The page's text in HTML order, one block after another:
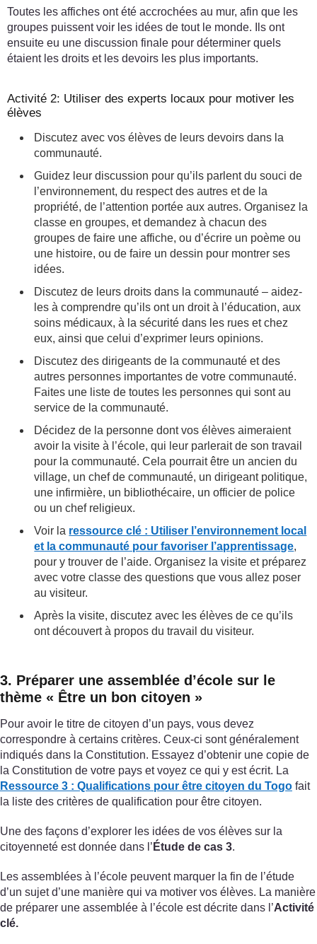
Toutes les affiches ont été accrochées au mur, afin que les
groupes puissent voir les idées de tout le monde. Ils ont
ensuite eu une discussion finale pour déterminer quels
étaient les droits et les devoirs les plus importants.
Activité 2: Utiliser des experts locaux pour motiver les
élèves
Discutez avec vos élèves de leurs devoirs dans la
communauté.
Guidez leur discussion pour qu’ils parlent du souci de
l’environnement, du respect des autres et de la
propriété, de l’attention portée aux autres. Organisez la
classe en groupes, et demandez à chacun des
groupes de faire une affiche, ou d’écrire un poème ou
une histoire, ou de faire un dessin pour montrer ses
idées.
Discutez de leurs droits dans la communauté – aidez-
les à comprendre qu’ils ont un droit à l’éducation, aux
soins médicaux, à la sécurité dans les rues et chez
eux, ainsi que celui d’exprimer leurs opinions.
Discutez des dirigeants de la communauté et des
autres personnes importantes de votre communauté.
Faites une liste de toutes les personnes qui sont au
service de la communauté.
Décidez de la personne dont vos élèves aimeraient
avoir la visite à l’école, qui leur parlerait de son travail
pour la communauté. Cela pourrait être un ancien du
village, un chef de communauté, un dirigeant politique,
une infirmière, un bibliothécaire, un officier de police
ou un chef religieux.
Voir la ressource clé : Utiliser l’environnement local
et la communauté pour favoriser l’apprentissage,
pour y trouver de l’aide. Organisez la visite et préparez
avec votre classe des questions que vous allez poser
au visiteur.
Après la visite, discutez avec les élèves de ce qu’ils
ont découvert à propos du travail du visiteur.
3. Préparer une assemblée d’école sur le
thème « Être un bon citoyen »
Pour avoir le titre de citoyen d’un pays, vous devez
correspondre à certains critères. Ceux-ci sont généralement
indiqués dans la Constitution. Essayez d’obtenir une copie de
la Constitution de votre pays et voyez ce qui y est écrit. La
Ressource 3 : Qualifications pour être citoyen du Togo fait
la liste des critères de qualification pour être citoyen.
Une des façons d’explorer les idées de vos élèves sur la
citoyenneté est donnée dans l’ Étude de cas 3.
Les assemblées à l’école peuvent marquer la fin de l’étude
d’un sujet d’une manière qui va motiver vos élèves. La manière
de préparer une assemblée à l’école est décrite dans l’Activité
clé.